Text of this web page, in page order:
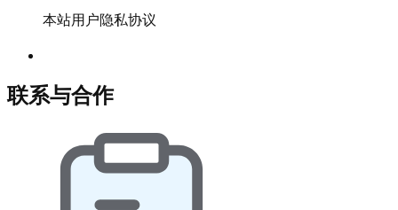
本站用户隐私协议
联系与合作